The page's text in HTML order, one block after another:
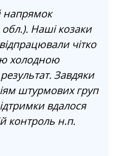
напрямок
Наші козаки
чітко
холодною
Завдяки
штурмових груп
вдалося
контроль н.п.